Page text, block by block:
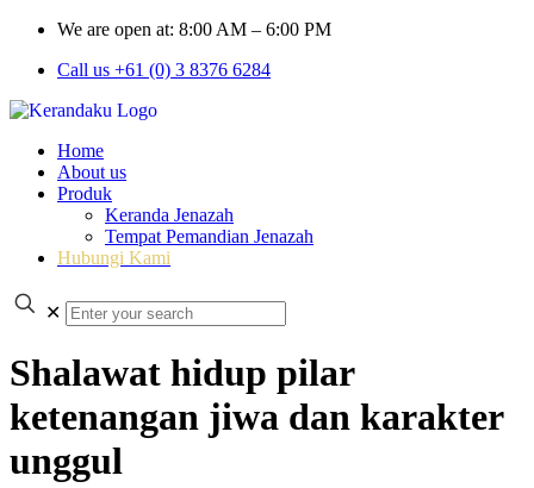
We are open at: 8:00 AM – 6:00 PM
Call us +61 (0) 3 8376 6284
Home
About us
Produk
Keranda Jenazah
Tempat Pemandian Jenazah
Hubungi Kami
✕
Shalawat hidup pilar
ketenangan jiwa dan karakter
unggul